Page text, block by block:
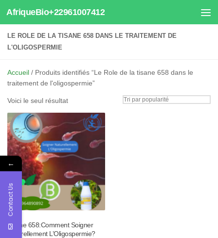
Au dessous du contenu
AfriqueBio+22961007412
LE ROLE DE LA TISANE 658 DANS LE TRAITEMENT DE
L'OLIGOSPERMIE
Accueil / Produits identifiés “Le Role de la tisane 658 dans le
traitement de l'oligospermie”
Voici le seul résultat
Tisane 658:Comment Soigner
Naturellement L’Oligospermie?
←
Contact Us